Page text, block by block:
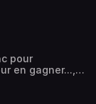
pour
en gagner...,
par
de-